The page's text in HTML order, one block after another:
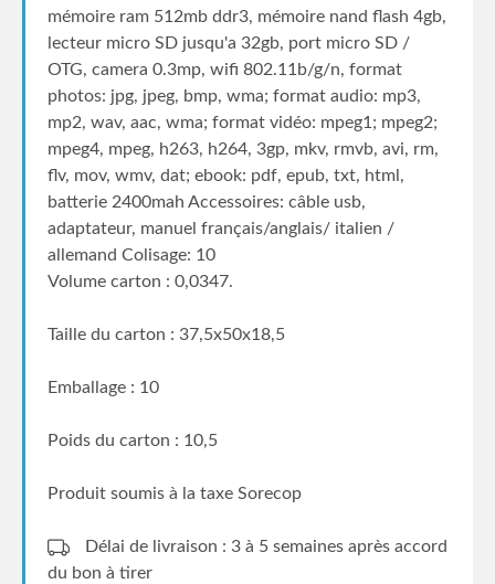
mémoire ram 512mb ddr3, mémoire nand flash 4gb,
lecteur micro SD jusqu'a 32gb, port micro SD /
OTG, camera 0.3mp, wifi 802.11b/g/n, format
photos: jpg, jpeg, bmp, wma; format audio: mp3,
mp2, wav, aac, wma; format vidéo: mpeg1; mpeg2;
mpeg4, mpeg, h263, h264, 3gp, mkv, rmvb, avi, rm,
flv, mov, wmv, dat; ebook: pdf, epub, txt, html,
batterie 2400mah Accessoires: câble usb,
adaptateur, manuel français/anglais/ italien /
allemand Colisage: 10
Volume carton : 0,0347.
Taille du carton : 37,5x50x18,5
Emballage : 10
Poids du carton : 10,5
Produit soumis à la taxe Sorecop
Délai de livraison : 3 à 5 semaines après accord
du bon à tirer